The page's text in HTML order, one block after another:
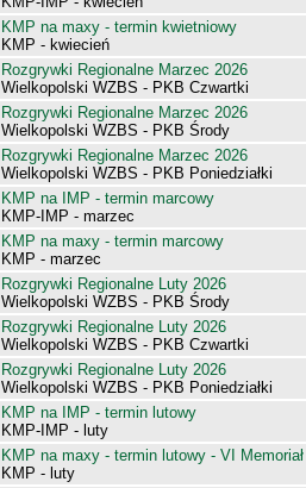
KMP na maxy - termin kwietniowy
KMP - kwiecień
Rozgrywki Regionalne Marzec 2026
Wielkopolski WZBS - PKB Czwartki
Rozgrywki Regionalne Marzec 2026
Wielkopolski WZBS - PKB Środy
Rozgrywki Regionalne Marzec 2026
Wielkopolski WZBS - PKB Poniedziałki
KMP na IMP - termin marcowy
KMP-IMP - marzec
KMP na maxy - termin marcowy
KMP - marzec
Rozgrywki Regionalne Luty 2026
Wielkopolski WZBS - PKB Środy
Rozgrywki Regionalne Luty 2026
Wielkopolski WZBS - PKB Czwartki
Rozgrywki Regionalne Luty 2026
Wielkopolski WZBS - PKB Poniedziałki
KMP na IMP - termin lutowy
KMP-IMP - luty
KMP na maxy - termin lutowy - VI
KMP - luty